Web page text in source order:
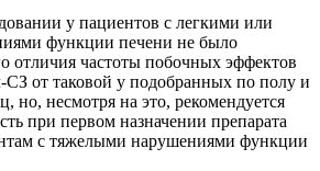
у пациентов с легкими или
функции печени не было
отличия частоты побочных эффектов
СЗ от таковой у подобранных по полу и
но, несмотря на это, рекомендуется
при первом назначении препарата
с тяжелыми нарушениями функции